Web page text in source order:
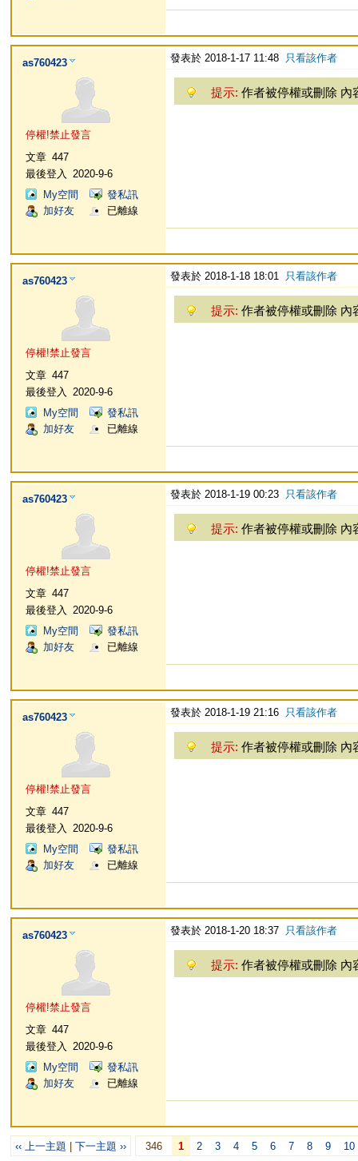
as760423
停權!禁止發言
文章 447
最後登入
2020-9-6
My空間
發私訊
加好友
已離線
發表於 2018-1-17 11:48 只看該作者
提示:作者被停權或刪除 內
as760423
停權!禁止發言
文章 447
最後登入
2020-9-6
My空間
發私訊
加好友
已離線
發表於 2018-1-18 18:01 只看該作者
提示:作者被停權或刪除 內
as760423
停權!禁止發言
文章 447
最後登入
2020-9-6
My空間
發私訊
加好友
已離線
發表於 2018-1-19 00:23 只看該作者
提示:作者被停權或刪除 內
as760423
停權!禁止發言
文章 447
最後登入
2020-9-6
My空間
發私訊
加好友
已離線
發表於 2018-1-19 21:16 只看該作者
提示:作者被停權或刪除 內
as760423
停權!禁止發言
文章 447
最後登入
2020-9-6
My空間
發私訊
加好友
已離線
發表於 2018-1-20 18:37 只看該作者
提示:作者被停權或刪除 內
‹‹ 上一主題 |下一主題 ›› 346 1 2 3 4 5 6 7 8 9 10